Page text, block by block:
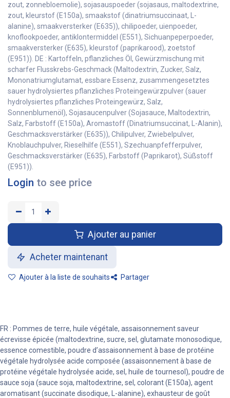
zout, zonnebloemolie), sojasauspoeder (sojasaus, maltodextrine,
zout, kleurstof (E150a), smaakstof (dinatriumsuccinaat, L-
alanine), smaakversterker (E635)), chilipoeder, uienpoeder,
knoflookpoeder, antiklontermiddel (E551), Sichuanpeperpoeder,
smaakversterker (E635), kleurstof (paprikarood), zoetstof
(E951)). DE : Kartoffeln, pflanzliches Öl, Gewürzmischung mit
scharfer Flusskrebs-Geschmack (Maltodextrin, Zucker, Salz,
Mononatriumglutamat, essbare Essenz, zusammengesetztes
sauer hydrolysiertes pflanzliches Proteingewürzpulver (sauer
hydrolysiertes pflanzliches Proteingewürz, Salz,
Sonnenblumenöl), Sojasaucenpulver (Sojasauce, Maltodextrin,
Salz, Farbstoff (E150a), Aromastoff (Dinatriumsuccinat, L-Alanin),
Geschmacksverstärker (E635)), Chilipulver, Zwiebelpulver,
Knoblauchpulver, Rieselhilfe (E551), Szechuanpfefferpulver,
Geschmacksverstärker (E635), Farbstoff (Paprikarot), Süßstoff
(E951)).
Login to see price
Ajouter au panier
Acheter maintenant
Ajouter à la liste de souhaits Partager
FR : Pommes de terre, huile végétale, assaisonnement saveur
écrevisse épicée (maltodextrine, sucre, sel, glutamate monosodique,
essence comestible, poudre d’assaisonnement à base de protéine
végétale hydrolysée acide composée (assaisonnement à base de
protéine végétale hydrolysée acide, sel, huile de tournesol), poudre de
sauce soja (sauce soja, maltodextrine, sel, colorant (E150a), agent
aromatisant (succinate disodique, L-alanine), exhausteur de goût